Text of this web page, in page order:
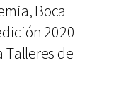
Boca
2020
Talleres de